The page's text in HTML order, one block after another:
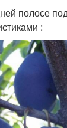
полосе
: